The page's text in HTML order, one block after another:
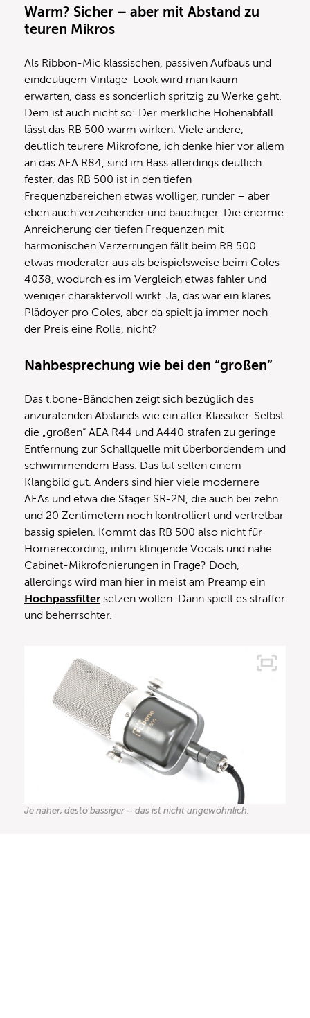
Warm? Sicher – aber mit Abstand zu
teuren Mikros
Als Ribbon-Mic klassischen, passiven Aufbaus und
eindeutigem Vintage-Look wird man kaum
erwarten, dass es sonderlich spritzig zu Werke geht.
Dem ist auch nicht so: Der merkliche Höhenabfall
lässt das RB 500 warm wirken. Viele andere,
deutlich teurere Mikrofone, ich denke hier vor allem
an das AEA R84, sind im Bass allerdings deutlich
fester, das RB 500 ist in den tiefen
Frequenzbereichen etwas wolliger, runder – aber
eben auch verzeihender und bauchiger. Die enorme
Anreicherung der tiefen Frequenzen mit
harmonischen Verzerrungen fällt beim RB 500
etwas moderater aus als beispielsweise beim Coles
4038, wodurch es im Vergleich etwas fahler und
weniger charaktervoll wirkt. Ja, das war ein klares
Plädoyer pro Coles, aber da spielt ja immer noch
der Preis eine Rolle, nicht?
Nahbesprechung wie bei den “großen”
Das t.bone-Bändchen zeigt sich bezüglich des
anzuratenden Abstands wie ein alter Klassiker. Selbst
die „großen“ AEA R44 und A440 strafen zu geringe
Entfernung zur Schallquelle mit überbordendem und
schwimmendem Bass. Das tut selten einem
Klangbild gut. Anders sind hier viele modernere
AEAs und etwa die Stager SR-2N, die auch bei zehn
und 20 Zentimetern noch kontrolliert und vertretbar
bassig spielen. Kommt das RB 500 also nicht für
Homerecording, intim klingende Vocals und nahe
Cabinet-Mikrofonierungen in Frage? Doch,
allerdings wird man hier in meist am Preamp ein
Hochpassfilter setzen wollen. Dann spielt es straffer
und beherrschter.
Je näher, desto bassiger – das ist nicht ungewöhnlich.